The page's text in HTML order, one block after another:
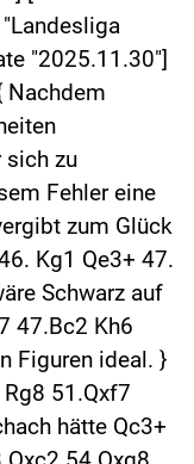
"2025.11.30"]
Nachdem
sich zu
Fehler eine
zum Glück
Kg1 Qe3+ 47.
Schwarz auf
47.Bc2 Kh6
Figuren ideal. }
51.Qxf7
hätte Qc3+